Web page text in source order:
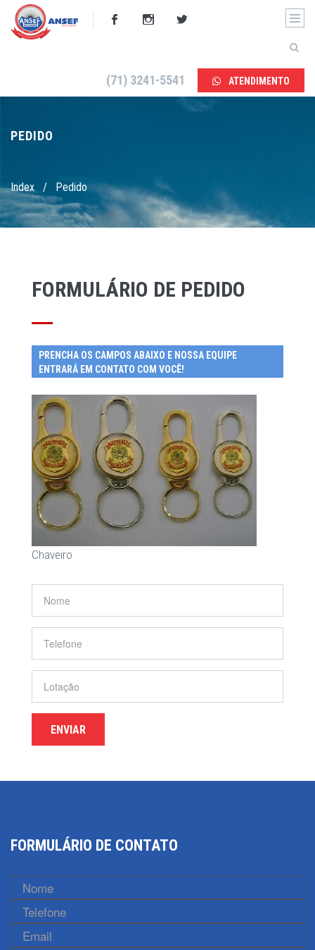
(71) 3241-5541 ATENDIMENTO
PEDIDO
Index / Pedido
FORMULÁRIO DE PEDIDO
PRENCHA OS CAMPOS ABAIXO E NOSSA EQUIPE
ENTRARÁ EM CONTATO COM VOCÊ!
Chaveiro
ENVIAR
FORMULÁRIO DE CONTATO